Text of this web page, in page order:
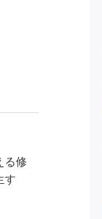
る修
す